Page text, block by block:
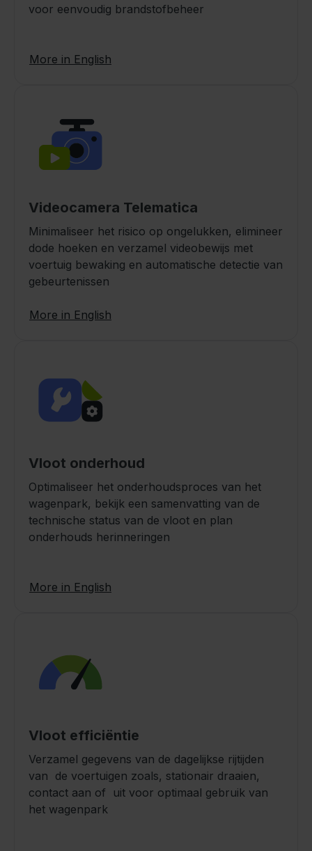
voor eenvoudig brandstofbeheer
More in English
Videocamera Telematica
Minimaliseer het risico op ongelukken, elimineer
dode hoeken en verzamel videobewijs met
voertuig bewaking en automatische detectie van
gebeurtenissen
More in English
Vloot onderhoud
Optimaliseer het onderhoudsproces van het
wagenpark, bekijk een samenvatting van de
technische status van de vloot en plan
onderhouds herinneringen
More in English
Vloot efficiëntie
Verzamel gegevens van de dagelijkse rijtijden
van de voertuigen zoals, stationair draaien,
contact aan of uit voor optimaal gebruik van
het wagenpark